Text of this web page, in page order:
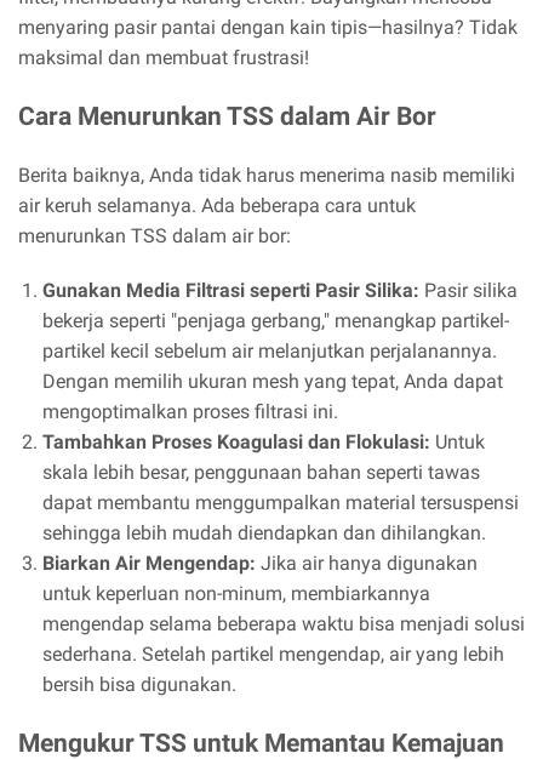
menyaring pasir pantai dengan kain tipis—hasilnya? Tidak
maksimal dan membuat frustrasi!
Cara Menurunkan TSS dalam Air Bor
Berita baiknya, Anda tidak harus menerima nasib memiliki
air keruh selamanya. Ada beberapa cara untuk
menurunkan TSS dalam air bor:
Gunakan Media Filtrasi seperti Pasir Silika: Pasir silika
bekerja seperti "penjaga gerbang," menangkap partikel-
partikel kecil sebelum air melanjutkan perjalanannya.
Dengan memilih ukuran mesh yang tepat, Anda dapat
mengoptimalkan proses filtrasi ini.
Tambahkan Proses Koagulasi dan Flokulasi: Untuk
skala lebih besar, penggunaan bahan seperti tawas
dapat membantu menggumpalkan material tersuspensi
sehingga lebih mudah diendapkan dan dihilangkan.
Biarkan Air Mengendap: Jika air hanya digunakan
untuk keperluan non-minum, membiarkannya
mengendap selama beberapa waktu bisa menjadi solusi
sederhana. Setelah partikel mengendap, air yang lebih
bersih bisa digunakan.
Mengukur TSS untuk Memantau Kemajuan